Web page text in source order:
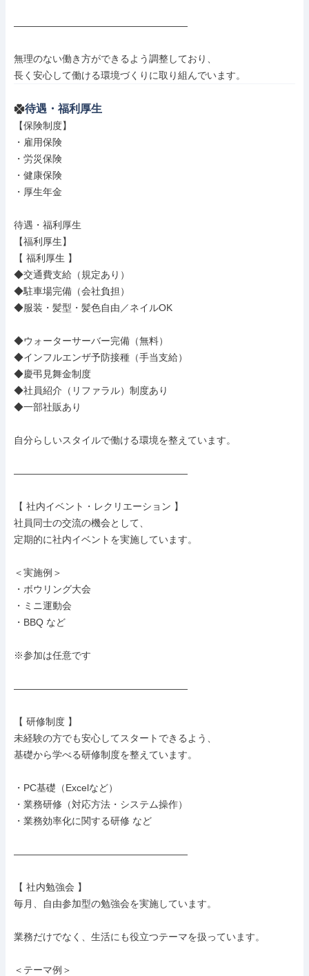
――――――――――――――――――
無理のない働き方ができるよう調整しており、
長く安心して働ける環境づくりに取り組んでいます。
待遇・福利厚生
【保険制度】
・雇用保険
・労災保険
・健康保険
・厚生年金
待遇・福利厚生
【福利厚生】
【 福利厚生 】
◆交通費支給（規定あり）
◆駐車場完備（会社負担）
◆服装・髪型・髪色自由／ネイルOK
◆ウォーターサーバー完備（無料）
◆インフルエンザ予防接種（手当支給）
◆慶弔見舞金制度
◆社員紹介（リファラル）制度あり
◆一部社販あり
自分らしいスタイルで働ける環境を整えています。
――――――――――――――――――
【 社内イベント・レクリエーション 】
社員同士の交流の機会として、
定期的に社内イベントを実施しています。
＜実施例＞
・ボウリング大会
・ミニ運動会
・BBQ など
※参加は任意です
――――――――――――――――――
【 研修制度 】
未経験の方でも安心してスタートできるよう、
基礎から学べる研修制度を整えています。
・PC基礎（Excelなど）
・業務研修（対応方法・システム操作）
・業務効率化に関する研修 など
――――――――――――――――――
【 社内勉強会 】
毎月、自由参加型の勉強会を実施しています。
業務だけでなく、生活にも役立つテーマを扱っています。
＜テーマ例＞